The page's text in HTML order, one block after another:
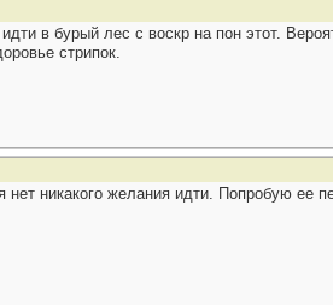
в бурый лес с воскр на пон этот.
стрипок.
никакого желания идти. Попробую